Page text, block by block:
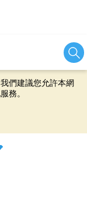
服務，並有助於為
您同意我們的
們建議您允許本網
務。